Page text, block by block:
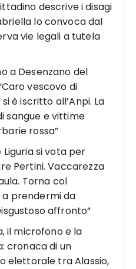
descrive i disagi
lo convoca dal
vie legali a tutela
a Desenzano del
vescovo di
è iscritto all’Anpi. La
sangue e vittime
rossa”
Liguria si vota per
Pertini. Vaccarezza
Torna col
prendermi da
affronto“
il microfono e la
cronaca di un
elettorale tra Alassio,